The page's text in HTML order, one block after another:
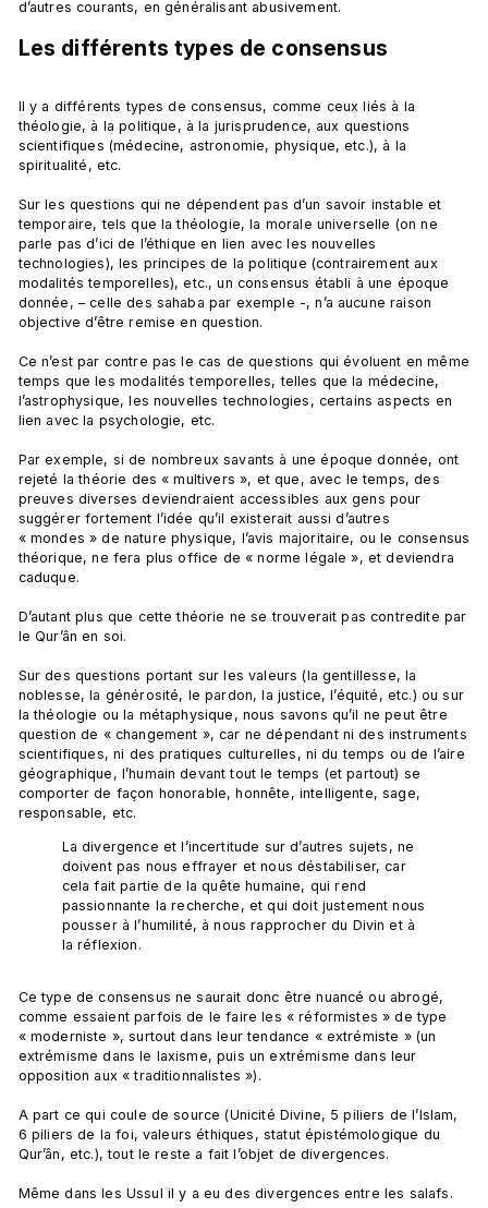
Les différents types de consensus
Il y a différents types de consensus, comme ceux liés à la
théologie, à la politique, à la jurisprudence, aux questions
scientifiques (médecine, astronomie, physique, etc.), à la
spiritualité, etc.
Sur les questions qui ne dépendent pas d’un savoir instable et
temporaire, tels que la théologie, la morale universelle (on ne
parle pas d’ici de l’éthique en lien avec les nouvelles
technologies), les principes de la politique (contrairement aux
modalités temporelles), etc., un consensus établi à une époque
donnée, – celle des sahaba par exemple -, n’a aucune raison
objective d’être remise en question.
Ce n’est par contre pas le cas de questions qui évoluent en même
temps que les modalités temporelles, telles que la médecine,
l’astrophysique, les nouvelles technologies, certains aspects en
lien avec la psychologie, etc.
Par exemple, si de nombreux savants à une époque donnée, ont
rejeté la théorie des « multivers », et que, avec le temps, des
preuves diverses deviendraient accessibles aux gens pour
suggérer fortement l’idée qu’il existerait aussi d’autres
« mondes » de nature physique, l’avis majoritaire, ou le consensus
théorique, ne fera plus office de « norme légale », et deviendra
caduque.
D’autant plus que cette théorie ne se trouverait pas contredite par
le Qur’ân en soi.
Sur des questions portant sur les valeurs (la gentillesse, la
noblesse, la générosité, le pardon, la justice, l’équité, etc.) ou sur
la théologie ou la métaphysique, nous savons qu’il ne peut être
question de « changement », car ne dépendant ni des instruments
scientifiques, ni des pratiques culturelles, ni du temps ou de l’aire
géographique, l’humain devant tout le temps (et partout) se
comporter de façon honorable, honnête, intelligente, sage,
La divergence et l’incertitude sur d’autres sujets, ne
doivent pas nous effrayer et nous déstabiliser, car
cela fait partie de la quête humaine, qui rend
passionnante la recherche, et qui doit justement nous
pousser à l’humilité, à nous rapprocher du Divin et à
la réflexion.
Ce type de consensus ne saurait donc être nuancé ou abrogé,
comme essaient parfois de le faire les « réformistes » de type
« moderniste », surtout dans leur tendance « extrémiste » (un
extrémisme dans le laxisme, puis un extrémisme dans leur
opposition aux « traditionnalistes »).
A part ce qui coule de source (Unicité Divine, 5 piliers de l’Islam,
6 piliers de la foi, valeurs éthiques, statut épistémologique du
Qur’ân, etc.), tout le reste a fait l’objet de divergences.
Même dans les Ussul il y a eu des divergences entre les salafs.